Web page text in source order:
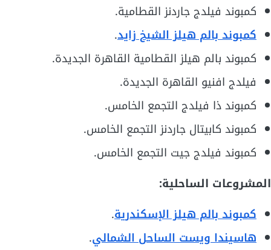
كمبوند فيلدج جاردنز القطامية.
كمبوند بالم هيلز الشيخ زايد.
كمبوند بالم هيلز القطامية القاهرة الجديدة.
فيلدج افنيو القاهرة الجديدة.
كمبوند ذا فيلدج التجمع الخامس.
كمبوند كابيتال جاردنز التجمع الخامس.
كمبوند فيلدج جيت التجمع الخامس.
المشروعات الساحلية:
كمبوند بالم هيلز الإسكندرية.
هاسيندا ويست الساحل الشمالي.